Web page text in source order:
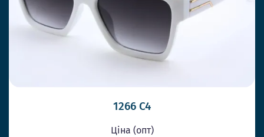
1266 C4
Ціна (опт)